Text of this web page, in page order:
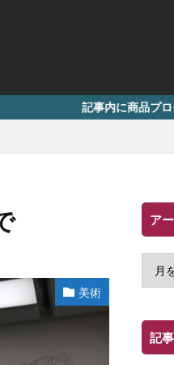
事内に商品プロモーションを含
美術
ア
記